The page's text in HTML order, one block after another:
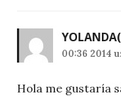
YOLANDA
00:36 2014
Hola me gustaría